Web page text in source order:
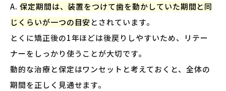
A. 保定期間は、装置をつけて歯を動かしていた期間と同
じくらいが一つの目安とされています。
とくに矯正後の1年ほどは後戻りしやすいため、リテー
ナーをしっかり使うことが大切です。
動的な治療と保定はワンセットと考えておくと、全体の
期間を正しく見通せます。